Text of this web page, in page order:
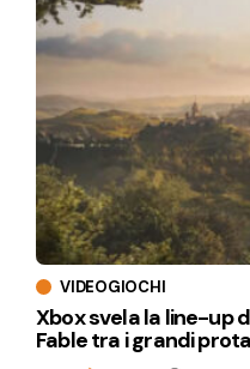
VIDEOGIOCHI
Xbox svela la line-up
Fable tra i grandi